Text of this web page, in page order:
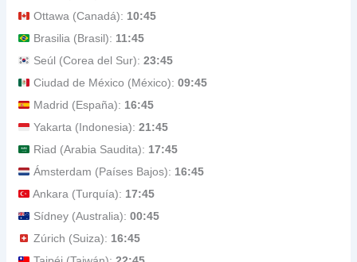
Ottawa (Canadá): 10:45
Brasilia (Brasil): 11:45
Seúl (Corea del Sur):23:45
Ciudad de México (México):09:45
Madrid (España): 16:45
Yakarta (Indonesia):21:45
Riad (Arabia Saudita): 17:45
Ámsterdam (Países Bajos): 16:45
Ankara (Turquía): 17:45
Sídney (Australia):00:45
Zúrich (Suiza): 16:45